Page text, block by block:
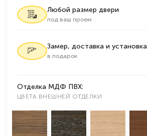
Любой размер двери
под ваш проем
Замер, доставка и установка
в подарок
Отделка МДФ ПВХ:
ЦВЕТА ВНЕШНЕЙ ОТДЕЛКИ